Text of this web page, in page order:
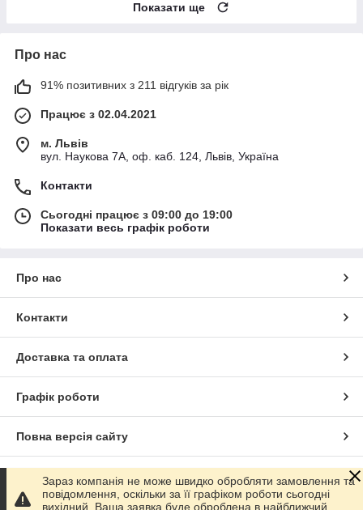
Показати ще
Про нас
91% позитивних з 211 відгуків за рік
Працює з 02.04.2021
м. Львів
вул. Наукова 7А, оф. каб. 124, Львів, Україна
Контакти
Сьогодні працює з 09:00 до 19:00
Показати весь графік роботи
Про нас
Контакти
Доставка та оплата
Графік роботи
Повна версія сайту
Сайт створено на маркетплейсі Prom.ua
Зараз компанія не може швидко обробляти замовлення та
повідомлення, оскільки за її графіком роботи сьогодні
вихідний. Ваша заявка буде оброблена в найближчий